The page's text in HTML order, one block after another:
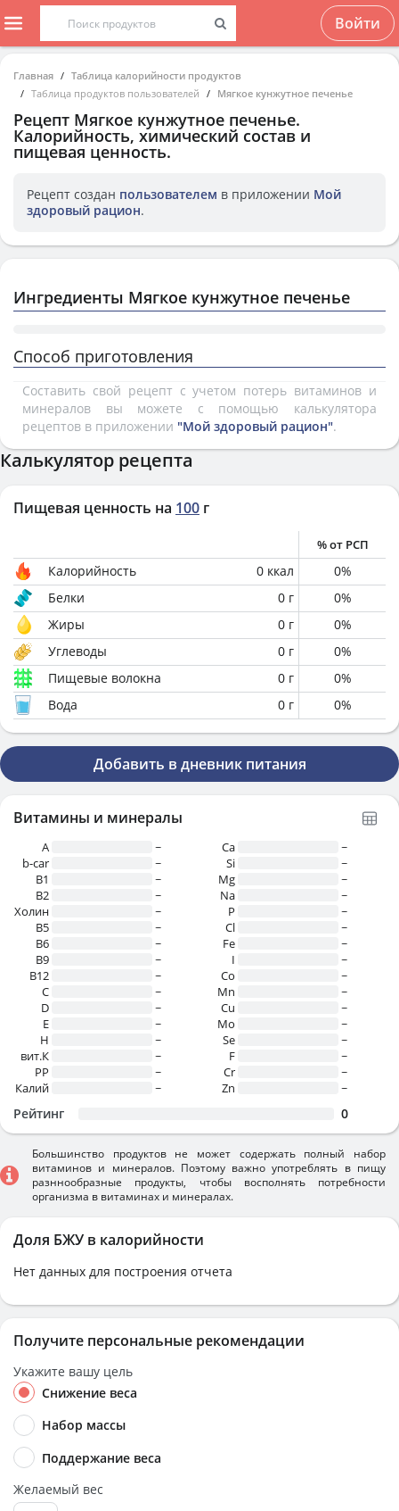
Войти
Главная
Таблица калорийности продуктов
Таблица продуктов пользователей
Мягкое кунжутное печенье
Рецепт Мягкое кунжутное печенье.
Калорийность, химический состав и
пищевая ценность.
Рецепт создан пользователем в приложении Мой
здоровый рацион.
Ингредиенты Мягкое кунжутное печенье
Способ приготовления
Составить свой рецепт с учетом потерь витаминов и
минералов вы можете с помощью калькулятора
рецептов в приложении "Мой здоровый рацион".
Калькулятор рецепта
Пищевая ценность на 100 г
% от РСП
Калорийность 0 ккал 0%
Белки
0 г 0%
Жиры
0 г 0%
Углеводы
0 г 0%
Пищевые волокна
0 г 0%
Вода
0 г 0%
Добавить в дневник питания
Витамины и минералы
A
~
b-car
~
В1
~
B2
~
Холин
~
B5
~
B6
~
B9
~
B12
~
C
~
D
~
E
~
H
~
вит.К
~
PP
~
Калий
~
Ca
~
Si
~
Mg
~
Na
~
P
~
Cl
~
Fe
~
I
~
Co
~
Mn
~
Cu
~
Mo
~
Se
~
F
~
Cr
~
Zn
~
Рейтинг 0
Большинство продуктов не может содержать полный набор
витаминов и минералов. Поэтому важно употреблять в пищу
разннообразные продукты, чтобы восполнять потребности
организма в витаминах и минералах.
Доля БЖУ в калорийности
Нет данных для построения отчета
Получите персональные рекомендации
Укажите вашу цель
Снижение веса
Набор массы
Поддержание веса
Желаемый вес